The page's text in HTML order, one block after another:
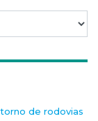
de rodovias